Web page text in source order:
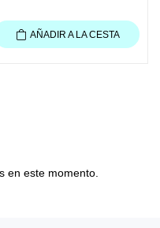
AÑADIR A LA CESTA
en este momento.